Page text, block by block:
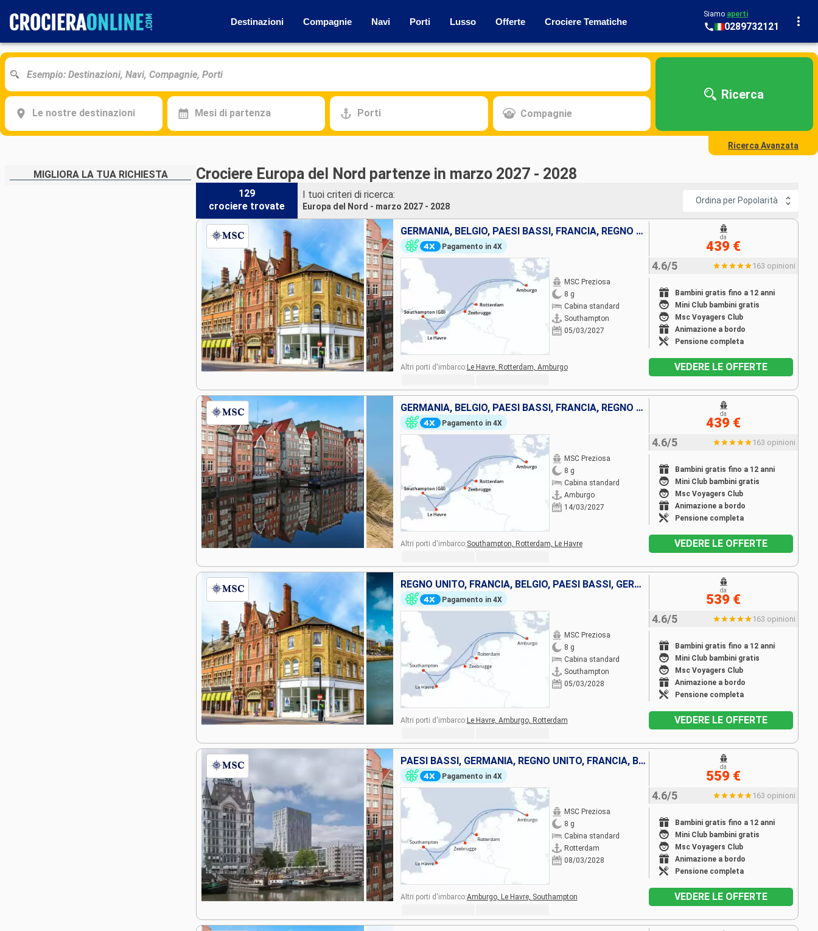
Destinazioni Compagnie Navi Porti Lusso Offerte Crociere Tematiche
Siamo aperti
0289732121
Le nostre destinazioni Mesi di partenza Porti Compagnie
Ricerca
Ricerca Avanzata
MIGLIORA LA TUA RICHIESTA Crociere Europa del Nord partenze in marzo 2027 - 2028
129
crociere trovate
I tuoi criteri di ricerca:
Europa del Nord - marzo 2027 - 2028
Ordina per Popolarità
GERMANIA, BELGIO, PAESI BASSI, FRANCIA, REGNO UNITO
Pagamento in 4X
MSC Preziosa
8 g
Cabina standard
Southampton
05/03/2027
4.6/5 163 opinioni
Bambini gratis fino a 12 anni
Mini Club bambini gratis
Msc Voyagers Club
Animazione a bordo
Pensione completa
da
439 €
Altri porti d'imbarco:Le Havre, Rotterdam, Amburgo VEDERE LE OFFERTE
GERMANIA, BELGIO, PAESI BASSI, FRANCIA, REGNO UNITO
Pagamento in 4X
MSC Preziosa
8 g
Cabina standard
Amburgo
14/03/2027
4.6/5 163 opinioni
Bambini gratis fino a 12 anni
Mini Club bambini gratis
Msc Voyagers Club
Animazione a bordo
Pensione completa
da
439 €
Altri porti d'imbarco:Southampton, Rotterdam, Le Havre VEDERE LE OFFERTE
REGNO UNITO, FRANCIA, BELGIO, PAESI BASSI, GERMANIA
Pagamento in 4X
MSC Preziosa
8 g
Cabina standard
Southampton
05/03/2028
4.6/5 163 opinioni
Bambini gratis fino a 12 anni
Mini Club bambini gratis
Msc Voyagers Club
Animazione a bordo
Pensione completa
da
539 €
Altri porti d'imbarco:Le Havre, Amburgo, Rotterdam VEDERE LE OFFERTE
PAESI BASSI, GERMANIA, REGNO UNITO, FRANCIA, BELGIO
Pagamento in 4X
MSC Preziosa
8 g
Cabina standard
Rotterdam
08/03/2028
4.6/5 163 opinioni
Bambini gratis fino a 12 anni
Mini Club bambini gratis
Msc Voyagers Club
Animazione a bordo
Pensione completa
da
559 €
Altri porti d'imbarco:Amburgo, Le Havre, Southampton VEDERE LE OFFERTE